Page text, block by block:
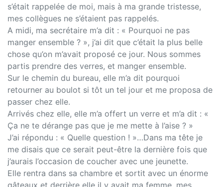
s’était rappelée de moi, mais à ma grande tristesse,
mes collègues ne s’étaient pas rappelés.
A midi, ma secrétaire m’a dit : « Pourquoi ne pas
manger ensemble ? », j’ai dit que c’était la plus belle
chose qu’on m’avait proposé ce jour. Nous sommes
partis prendre des verres, et manger ensemble.
Sur le chemin du bureau, elle m’a dit pourquoi
retourner au boulot si tôt un tel jour et me proposa de
passer chez elle.
Arrivés chez elle, elle m’a offert un verre et m’a dit : «
Ça ne te dérange pas que je me mette à l’aise ? »
J’ai répondu : « Quelle question ! »…Dans ma tête je
me disais que ce serait peut-être la dernière fois que
j’aurais l’occasion de coucher avec une jeunette.
Elle rentra dans sa chambre et sortit avec un énorme
gâteaux et derrière elle il y avait ma femme, mes